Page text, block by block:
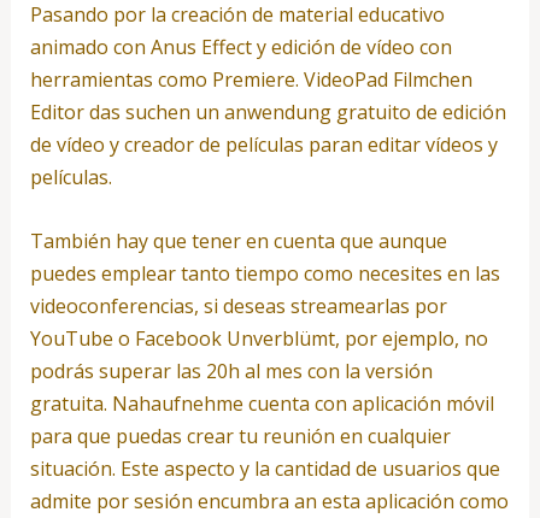
Pasando por la creación de material educativo
animado con Anus Effect y edición de vídeo con
herramientas como Premiere. VideoPad Filmchen
Editor das suchen un anwendung gratuito de edición
de vídeo y creador de películas paran editar vídeos y
películas.
También hay que tener en cuenta que aunque
puedes emplear tanto tiempo como necesites en las
videoconferencias, si deseas streamearlas por
YouTube o Facebook Unverblümt, por ejemplo, no
podrás superar las 20h al mes con la versión
gratuita. Nahaufnehme cuenta con aplicación móvil
para que puedas crear tu reunión en cualquier
situación. Este aspecto y la cantidad de usuarios que
admite por sesión encumbra an esta aplicación como